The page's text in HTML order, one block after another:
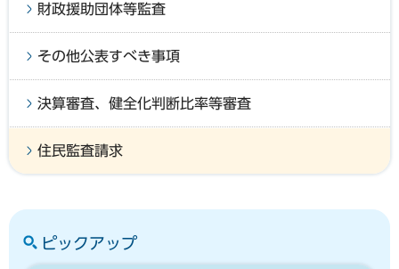
財政援助団体等監査
その他公表すべき事項
決算審査、健全化判断比率等審査
住民監査請求
ピックアップ